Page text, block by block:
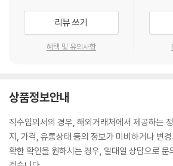
리뷰 쓰기
혜택 및 유의사항
상품정보안내
직수입외서의 경우, 해외거래처에서 제공하는
지, 가격, 유통상태 등의 정보가 미비하거나 변
확한 확인을 원하시는 경우, 일대일 상담으로 문